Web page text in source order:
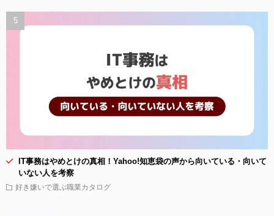
IT事務はやめとけの真相！Yahoo!知恵袋の声から向いている・向いて
いない人を考察
好き嫌いで選ぶ職業カタログ